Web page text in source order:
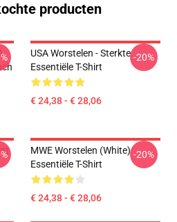
producten
USA Worstelen - Sterkte
Essentiële T-Shirt
€ 24,38 - € 28,06
-20%
MWE Worstelen (White)
Essentiële T-Shirt
€ 24,38 - € 28,06
-20%